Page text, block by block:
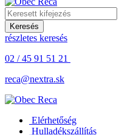
Keresés
részletes keresés
02 / 45 91 51 21
reca@nextra.sk
Elérhetőség
Hulladékszállítás